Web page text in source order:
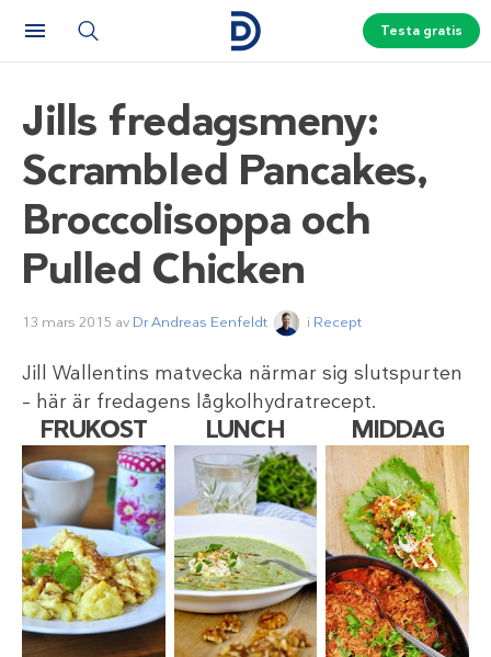
Testa gratis
Jills fredagsmeny:
Scrambled Pancakes,
Broccolisoppa och
Pulled Chicken
13 mars 2015 av Dr Andreas Eenfeldt i Recept
Jill Wallentins matvecka närmar sig slutspurten
– här är fredagens lågkolhydratrecept.
FRUKOST LUNCH MIDDAG